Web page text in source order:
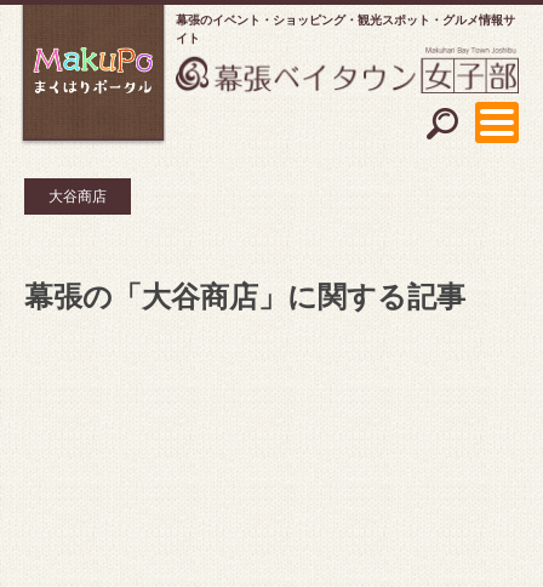
幕張のイベント・ショッピング
観光スポット・グルメ情報サ
イト
大谷商店
幕張の「大谷商店」に関する記事